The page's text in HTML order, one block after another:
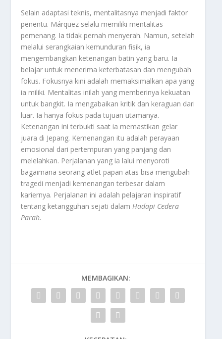
Selain adaptasi teknis, mentalitasnya menjadi faktor
penentu. Márquez selalu memiliki mentalitas
pemenang. Ia tidak pernah menyerah. Namun, setelah
melalui serangkaian kemunduran fisik, ia
mengembangkan ketenangan batin yang baru. Ia
belajar untuk menerima keterbatasan dan mengubah
fokus. Fokusnya kini adalah memaksimalkan apa yang
ia miliki. Mentalitas inilah yang memberinya kekuatan
untuk bangkit. Ia mengabaikan kritik dan keraguan dari
luar. Ia hanya fokus pada tujuan utamanya.
Ketenangan ini terbukti saat ia memastikan gelar
juara di Jepang. Kemenangan itu adalah perayaan
emosional dari pertempuran yang panjang dan
melelahkan. Perjalanan yang ia lalui menyoroti
bagaimana seorang atlet papan atas bisa mengubah
tragedi menjadi kemenangan terbesar dalam
kariernya. Perjalanan ini adalah pelajaran inspiratif
tentang ketangguhan sejati dalam Hadapi Cedera
Parah.
MEMBAGIKAN: